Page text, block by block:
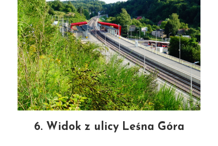
6. Widok z ulicy Leśna Góra